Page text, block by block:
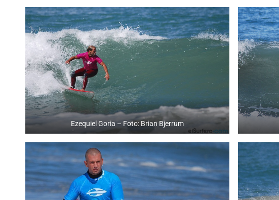
Ezequiel Goria – Foto: Brian Bjerrum